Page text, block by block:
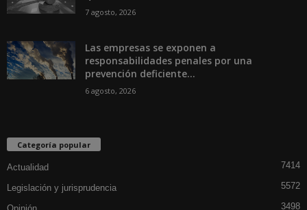
7 agosto, 2026
Las empresas se exponen a
responsabilidades penales por una
prevención deficiente...
6 agosto, 2026
Categoría popular
Actualidad 7414
Legislación y jurisprudencia 5572
3498